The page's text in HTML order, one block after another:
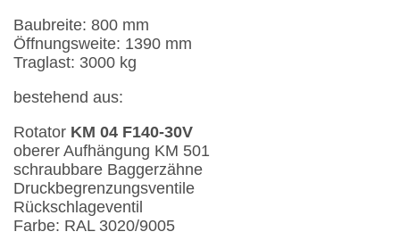
Baubreite: 800 mm
Öffnungsweite: 1390 mm
Traglast: 3000 kg
bestehend aus:
Rotator KM 04 F140-30V
oberer Aufhängung KM 501
schraubbare Baggerzähne
Druckbegrenzungsventile
Rückschlageventil
Farbe: RAL 3020/9005